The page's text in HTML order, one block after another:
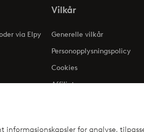
for analyse,
via Elpy
Vilkår
Generelle vilkår
Personopplysningspolicy
Cookies
Affiliate